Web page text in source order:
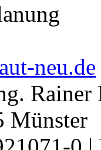
neu.de
Rainer
Münster